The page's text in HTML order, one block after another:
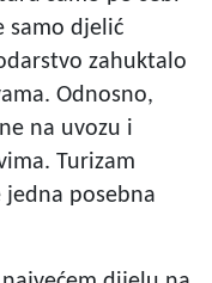
samo djelić
zahuktalo
Odnosno,
na uvozu i
Turizam
posebna